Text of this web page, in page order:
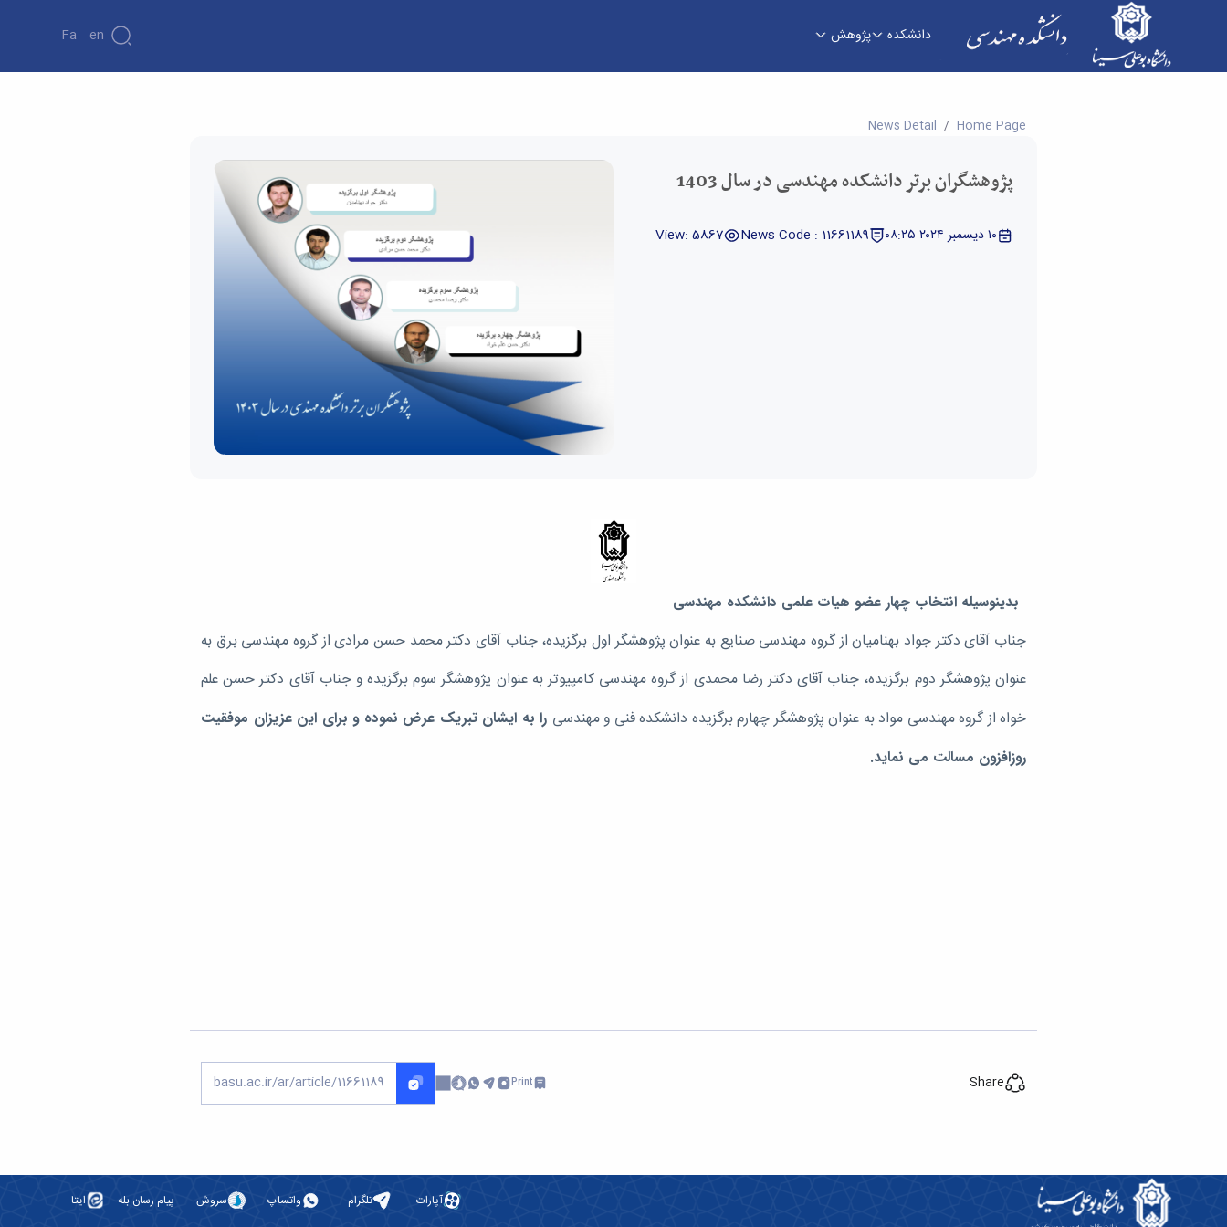
دانشکده پژوهش Fa En
پژوهشگران برتر دانشکده مهندسی در سال 1403 - دانشکده فنی و مهندسی
Home Page
News Detail
پژوهشگران برتر دانشکده مهندسی در سال 1403
١٠ ديسمبر ٢٠٢٤ ٠٨:٢٥ News Code : 11661189
View: 5867
بدینوسیله انتخاب چهار عضو هیات علمی دانشکده مهندسی
جناب آقای دکتر جواد بهنامیان از گروه مهندسی صنایع به عنوان پژوهشگر اول برگزیده، جناب آقای دکتر محمد حسن مرادی از گروه مهندسی برق به
عنوان پژوهشگر دوم برگزیده، جناب آقای دکتر رضا محمدی از گروه مهندسی کامپیوتر به عنوان پژوهشگر سوم برگزیده و جناب آقای دکتر حسن علم
خواه از گروه مهندسی مواد به عنوان پژوهشگر چهارم برگزیده دانشکده فنی و مهندسی را به ایشان تبریک عرض نموده و برای این عزیزان موفقیت
روزافزون مسالت می نماید.
Share
Print
آپارات تلگرام واتساپ سروش پیام رسان بله ایتا